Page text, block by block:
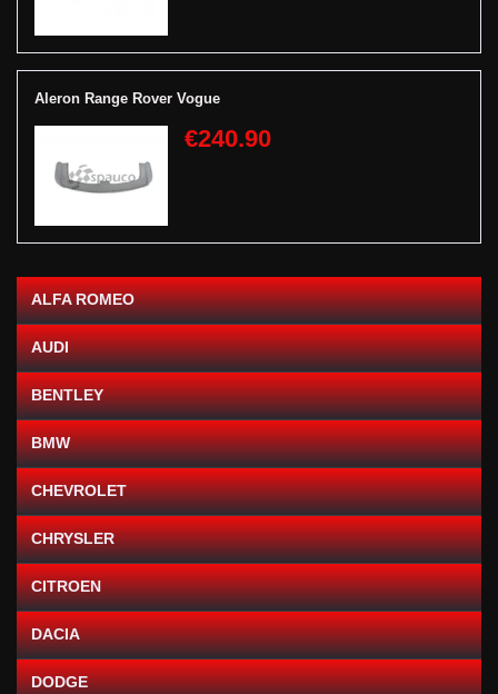
Aleron Range Rover Vogue
€240.90
ALFA ROMEO
AUDI
BENTLEY
BMW
CHEVROLET
CHRYSLER
CITROEN
DACIA
DODGE